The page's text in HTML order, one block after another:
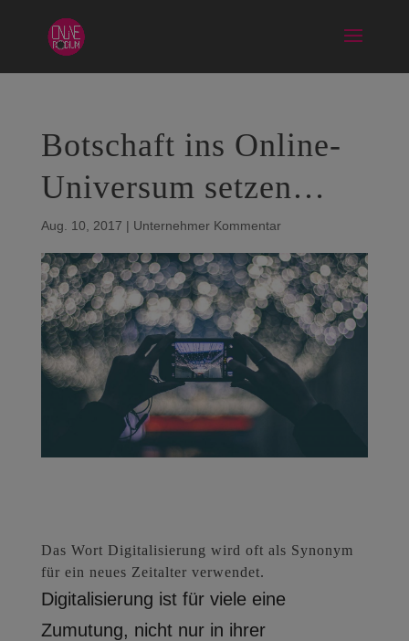
Botschaft ins Online-
Universum setzen…
Aug. 10, 2017 | Unternehmer Kommentar
Das Wort Digitalisierung wird oft als Synonym
für ein neues Zeitalter verwendet.
Digitalisierung ist für viele eine
Zumutung, nicht nur in ihrer